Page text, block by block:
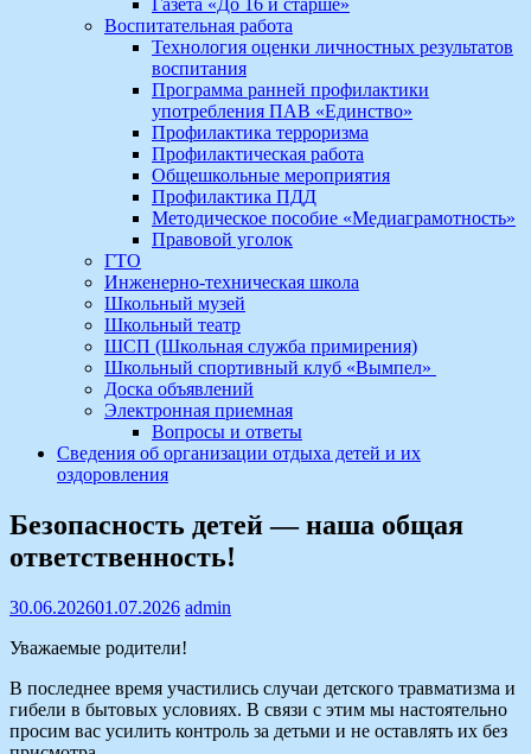
Газета «До 16 и старше»
Воспитательная работа
Технология оценки личностных результатов
воспитания
Программа ранней профилактики
употребления ПАВ «Единство»
Профилактика терроризма
Профилактическая работа
Общешкольные мероприятия
Профилактика ПДД
Методическое пособие «Медиаграмотность»
Правовой уголок
ГТО
Инженерно-техническая школа
Школьный музей
Школьный театр
ШСП (Школьная служба примирения)
Школьный спортивный клуб «Вымпел»
Доска объявлений
Электронная приемная
Вопросы и ответы
Сведения об организации отдыха детей и их
оздоровления
Безопасность детей — наша общая
ответственность!
30.06.202601.07.2026 admin
Уважаемые родители!
В последнее время участились случаи детского травматизма и
гибели в бытовых условиях. В связи с этим мы настоятельно
просим вас усилить контроль за детьми и не оставлять их без